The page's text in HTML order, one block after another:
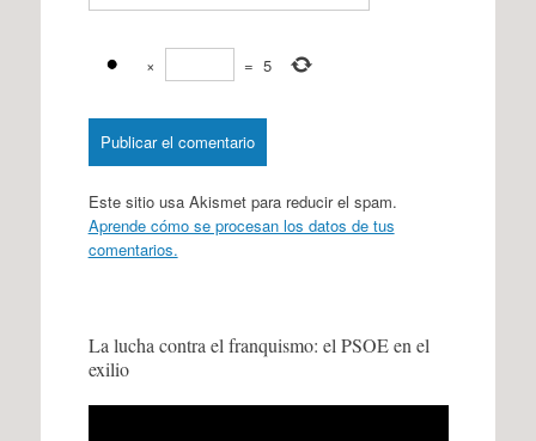
× = 5
Este sitio usa Akismet para reducir el spam.
Aprende cómo se procesan los datos de tus
comentarios.
La lucha contra el franquismo: el PSOE en el
exilio